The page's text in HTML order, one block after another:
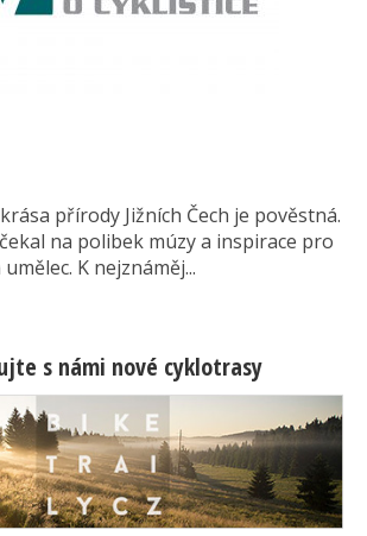
přírody Jižních Čech je pověstná.
na polibek múzy a inspirace pro
K nejznáměj...
s námi nové cyklotrasy